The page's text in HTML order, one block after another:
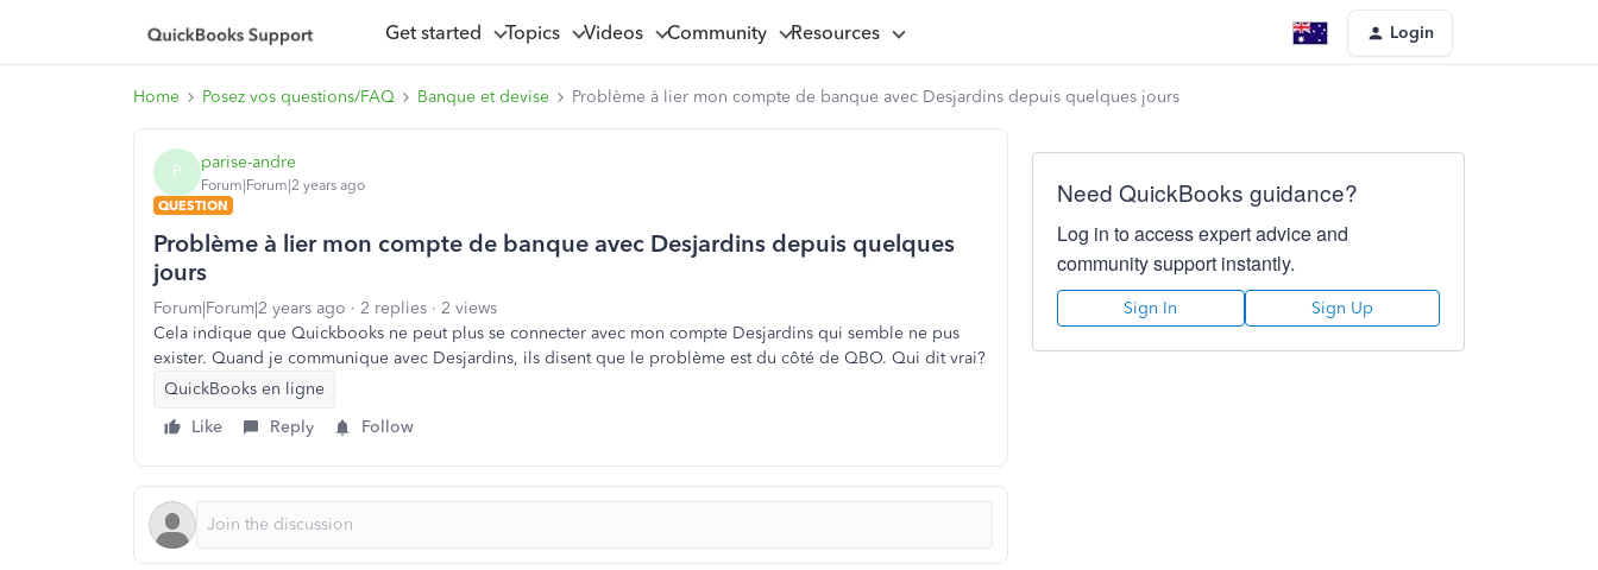
Get started Topics Videos Community Resources Login
Home Posez vos questions/FAQ Banque et devise Problème à lier mon compte de banque avec Desjardins depuis quelques jours
P parise-andre
Forum|Forum|2 years ago
QUESTION
Problème à lier mon compte de banque avec Desjardins depuis quelques
jours
Forum|Forum|2 years ago 2 replies
2 views
Cela indique que Quickbooks ne peut plus se connecter avec mon compte Desjardins qui semble ne pus
exister. Quand je communique avec Desjardins, ils disent que le problème est du côté de QBO. Qui dit vrai?
QuickBooks en ligne
Like
Reply Follow
Need QuickBooks guidance?
Log in to access expert advice and
community support instantly.
Sign In Sign Up